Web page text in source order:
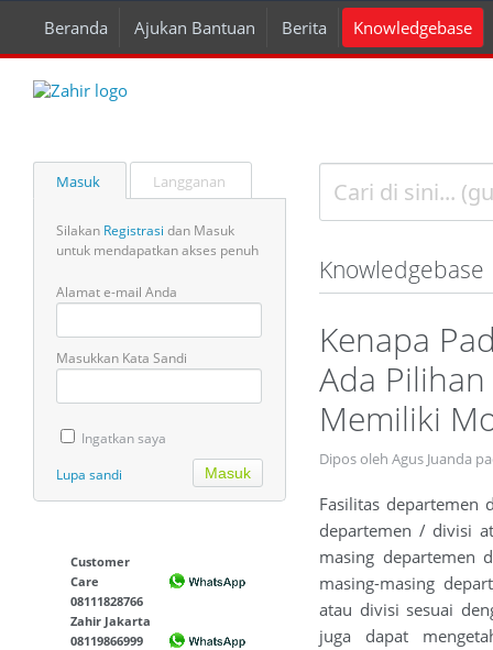
Beranda Ajukan Bantuan Berita Knowledgebase
Masuk Langganan
Silakan Registrasi dan Masuk
untuk mendapatkan akses penuh
Alamat e-mail Anda
Masukkan Kata Sandi
Ingatkan saya
Lupa sandi
Customer
Care
08111828766
Zahir Jakarta
08119866999
Knowledgebase
Kenapa
Ada
Memiliki
Dipos oleh Agus Juanda
Fasilitas departemen
departemen / divisi
masing departemen
masing-masing
atau divisi sesuai
juga dapat